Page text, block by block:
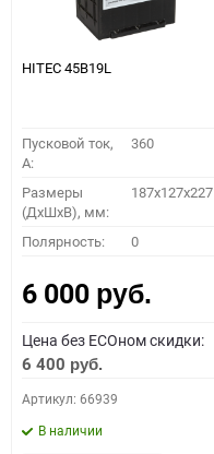
HITEC 45B19L
Пусковой ток,
A:
360
Размеры
(ДхШхВ), мм:
187x127x227
Полярность: 0
6 000 руб.
Цена без ECOном скидки:
6 400 руб.
Артикул: 66939
В наличии